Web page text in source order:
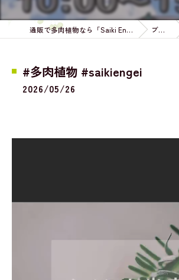
通販で多肉植物なら「Saiki Engei」 ブログ
#多肉植物 #saikiengei
2026/05/26